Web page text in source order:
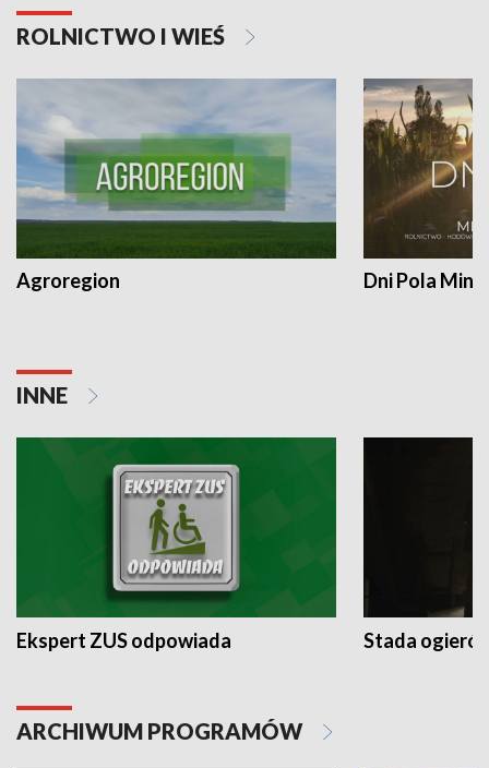
ROLNICTWO I WIEŚ
Agroregion Dni Pola
INNE
Ekspert ZUS odpowiada Stada
ARCHIWUM PROGRAMÓW